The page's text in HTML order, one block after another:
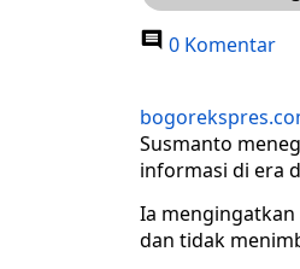
0 Komentar
Susmanto
informasi di era
Ia
dan tidak